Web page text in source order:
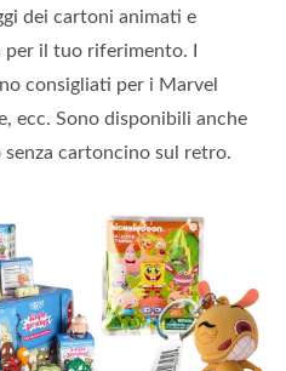
dei cartoni animati e
il tuo riferimento. I
consigliati per i Marvel
ecc. Sono disponibili anche
cartoncino sul retro.